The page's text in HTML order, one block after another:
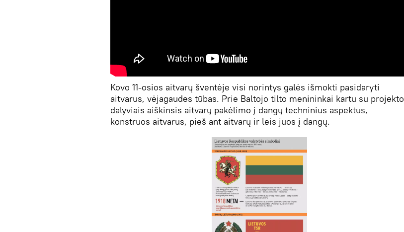
Kovo 11-osios aitvarų šventėje visi norintys galės išmokti pasidaryti
aitvarus, vėjagaudes tūbas. Prie Baltojo tilto menininkai kartu su projekto
dalyviais aiškinsis aitvarų pakėlimo į dangų techninius aspektus,
konstruos aitvarus, pieš ant aitvarų ir leis juos į dangų.